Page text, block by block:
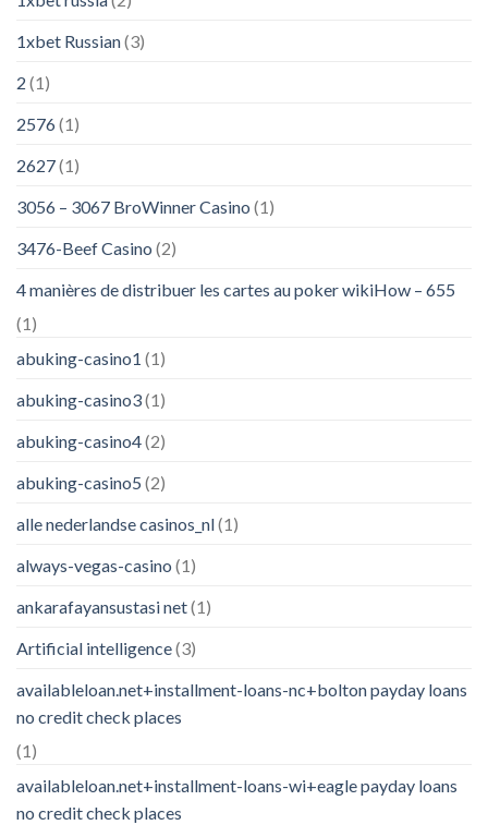
1xbet Russian(3)
2 (1)
2576(1)
2627(1)
3056 – 3067 BroWinner Casino (1)
3476-Beef Casino (2)
4 manières de distribuer les cartes au poker wikiHow – 655
(1)
abuking-casino1 (1)
abuking-casino3(1)
abuking-casino4(2)
abuking-casino5 (2)
alle nederlandse casinos_nl(1)
always-vegas-casino (1)
ankarafayansustasi net(1)
Artificial intelligence(3)
availableloan.net+installment-loans-nc+bolton payday loans
no credit check places
(1)
availableloan.net+installment-loans-wi+eagle payday loans
no credit check places